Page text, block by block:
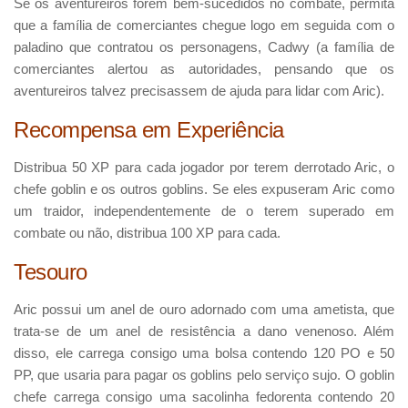
que a família de comerciantes chegue logo em seguida com o
paladino que contratou os personagens, Cadwy (a família de
comerciantes alertou as autoridades, pensando que os
aventureiros talvez precisassem de ajuda para lidar com Aric).
Recompensa em Experiência
Distribua 50 XP para cada jogador por terem derrotado Aric, o
chefe goblin e os outros goblins. Se eles expuseram Aric como
um traidor, independentemente de o terem superado em
combate ou não, distribua 100 XP para cada.
Tesouro
Aric possui um anel de ouro adornado com uma ametista, que
trata-se de um anel de resistência a dano venenoso. Além
disso, ele carrega consigo uma bolsa contendo 120 PO e 50
PP, que usaria para pagar os goblins pelo serviço sujo. O goblin
chefe carrega consigo uma sacolinha fedorenta contendo 20